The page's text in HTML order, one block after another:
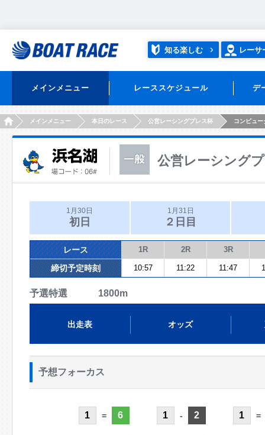
知る楽しむ レーサ
メインメニュー レーススケジュール デ
HOMEメインメニュー 本日のレース 公営レーシングプレス杯 コンピュー
公営レーシング
1月30日
初日
1月31日
２日目
レース 1R 2R 3R
締切予定時刻 10:57 11:22 11:47
予選特選 1800m
出走表 オッズ
予想フォーカス
1 = 6 1 - 2 1 =